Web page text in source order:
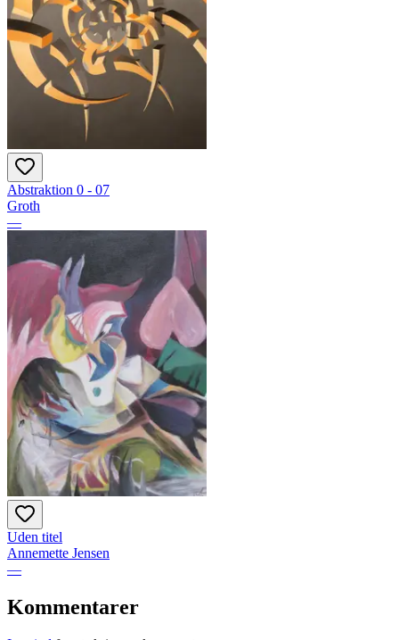
Abstraktion 0 - 07
Groth
—
Uden titel
Annemette Jensen
—
Kommentarer